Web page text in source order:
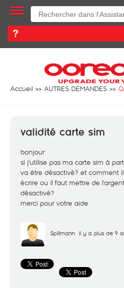
Accueil AUTRES DEMANDES
validité carte sim
bonjour
si j'utilise pas ma carte sim à
va être désactivé? et comment
écrire ou il faut mettre de
désactivé?
merci pour votre aide
Spillmann il y a plus de 9